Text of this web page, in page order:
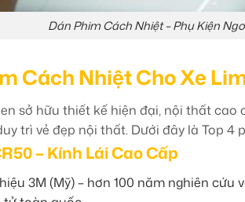
Dán Phim Cách Nhiệt – Phụ Kiện
Cách Nhiệt Cho Xe
sở hữu thiết kế hiện đại, nội thất
trì vẻ đẹp nội thất. Dưới đây là Top 4
– Kính Lái Cao Cấp
3M (Mỹ) – hơn 100 năm nghiên